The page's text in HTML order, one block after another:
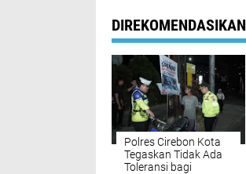
DIREKOMENDASIKAN
Polres Cirebon Kota
Tegaskan Tidak Ada
Toleransi bagi